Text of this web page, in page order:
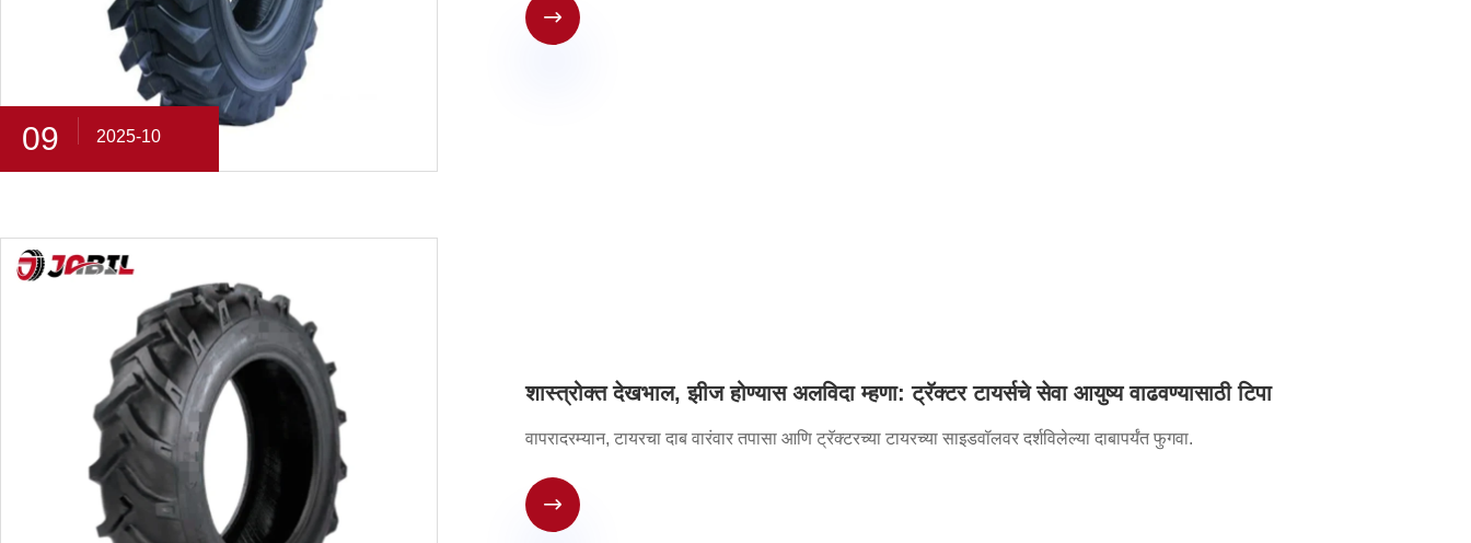
09 2025-10

शास्त्रोक्त देखभाल, झीज होण्यास अलविदा म्हणा: ट्रॅक्टर टायर्सचे सेवा आयुष्य वाढवण्यासाठी टिपा
वापरादरम्यान, टायरचा दाब वारंवार तपासा आणि ट्रॅक्टरच्या टायरच्या साइडवॉलवर दर्शविलेल्या दाबापर्यंत फुगवा.
